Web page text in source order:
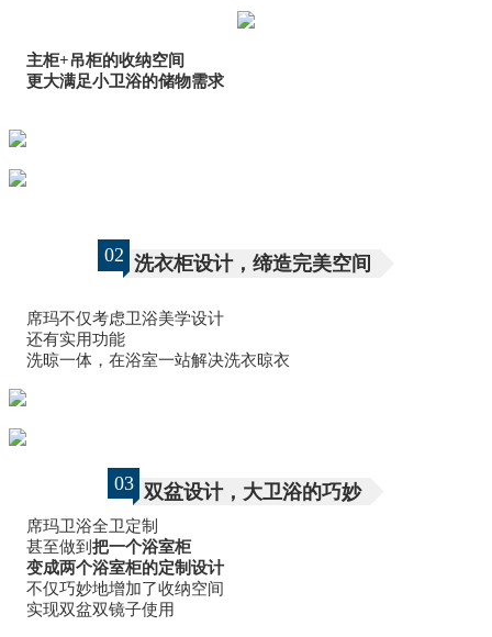
主柜+吊柜的收纳空间
更大满足小卫浴的储物需求
02 洗衣柜设计，缔造完美空间
席玛不仅考虑卫浴美学设计
还有实用功能
洗晾一体，在浴室一站解决洗衣晾衣
03 双盆设计，大卫浴的巧妙
席玛卫浴全卫定制
甚至做到 把一个浴室柜
变成两个浴室柜的定制设计
不仅巧妙地增加了收纳空间
实现双盆双镜子使用